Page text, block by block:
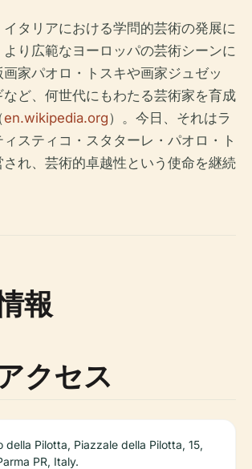
タリアにおける学問的芸術の発展に
り広範なヨーロッパの芸術シーンに
家パオロ・トスキや画家ジュゼッ
ど、何世代にもわたる芸術家を育成
en.wikipedia.org）。今日、それはラ
スティコ・スタターレ・パオロ・ト
れ、芸術的卓越性という使命を継続
報
クセス
della Pilotta, Piazzale della Pilotta, 15,
PR, Italy.